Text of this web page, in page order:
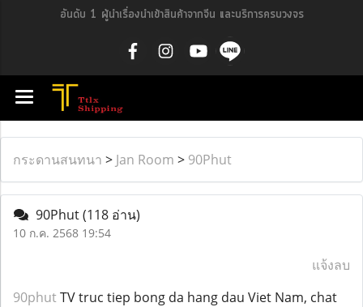
อันดับ 1 ผู้นำเรื่องนำเข้าสินค้าจากจีน และบริการครบวงจร
กระดานสนทนา > Jan Room > 90Phut
90Phut(118 อ่าน)
10 ก.ค. 2568 19:54
แจ้งลบ
90phutTV truc tiep bong da hang dau Viet Nam, chat